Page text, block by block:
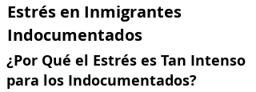
Estrés en Inmigrantes
Indocumentados
¿Por Qué el Estrés es Tan Intenso
para los Indocumentados?